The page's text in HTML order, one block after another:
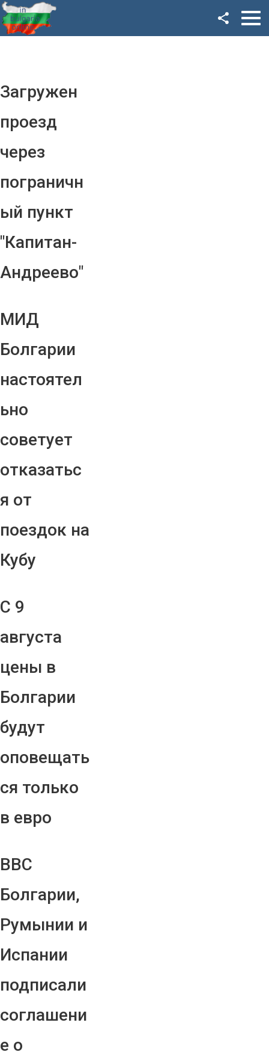
Загружен
проезд
через
пограничн
ый пункт
"Капитан-
Андреево"
МИД
Болгарии
настоятел
ьно
советует
отказатьс
я от
поездок на
Кубу
С 9
августа
цены в
Болгарии
будут
оповещать
ся только
в евро
ВВС
Болгарии,
Румынии и
Испании
подписали
соглашени
е о